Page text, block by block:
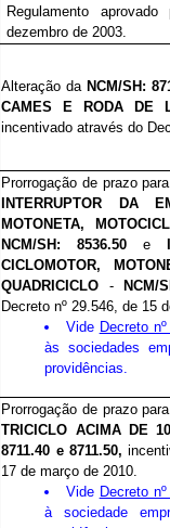
Regulamento
dezembro de 2003.
Alteração da NCM/SH:
CAMES E RODA DE
incentivado através do
Prorrogação de prazo
INTERRUPTOR DA
MOTONETA,
NCM/SH: 8536.50e
CICLOMOTOR,
QUADRICICLO - NCM/
Decreto nº 29.546, de 15
Vide Decreto
às sociedades
providências.
Prorrogação de prazo
TRICICLO ACIMA DE
8711.40 e 8711.50,
17 de março de 2010.
Vide Decreto
à sociedade